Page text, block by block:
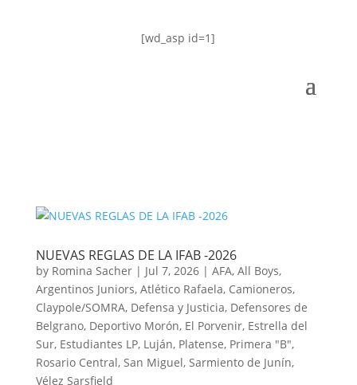
[wd_asp id=1]
NUEVAS REGLAS DE LA IFAB -2026
by Romina Sacher| Jul 7, 2026| AFA, All Boys,
Argentinos Juniors, Atlético Rafaela, Camioneros,
Claypole/SOMRA, Defensa y Justicia, Defensores de
Belgrano, Deportivo Morón, El Porvenir, Estrella del
Sur, Estudiantes LP, Luján, Platense, Primera "B",
Rosario Central, San Miguel, Sarmiento de Junín,
Vélez Sarsfield